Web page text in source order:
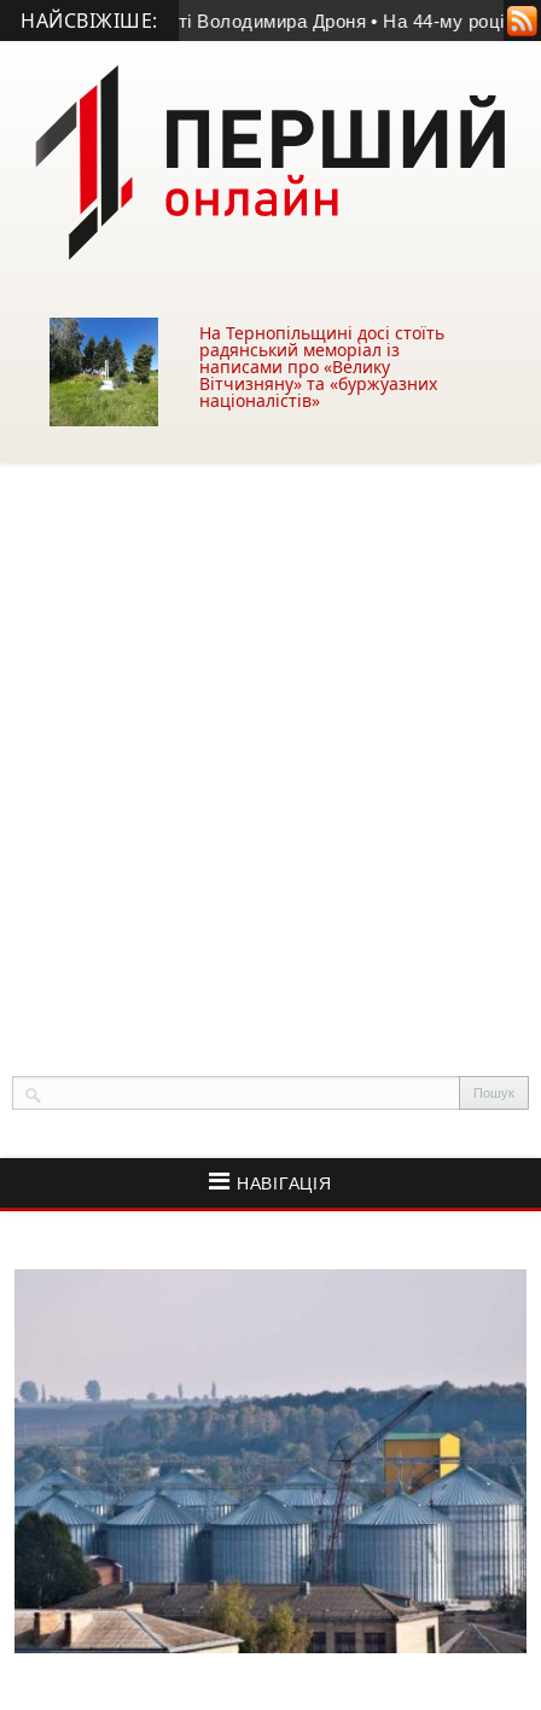
НАЙСВІЖІШЕ:
у матчі пам’яті Володимира Дроня • На 44-му році життя
На Тернопільщині досі стоїть
радянський меморіал із
написами про «Велику
Вітчизняну» та «буржуазних
націоналістів»
НАВІГАЦІЯ